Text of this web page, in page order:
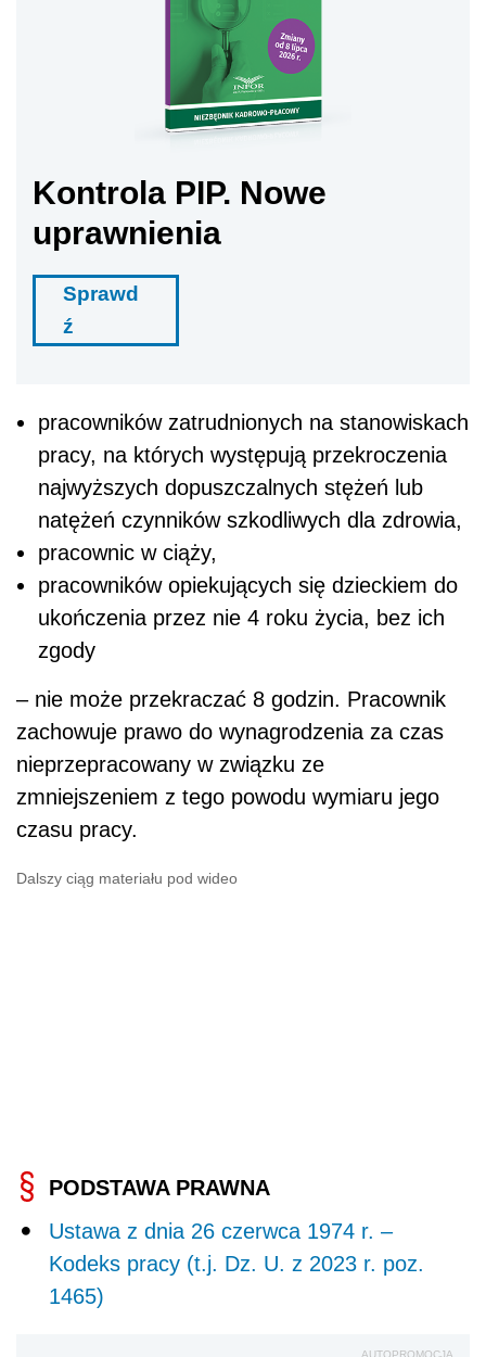
Kontrola PIP. Nowe
uprawnienia
Sprawd
ź
pracowników zatrudnionych na stanowiskach
pracy, na których występują przekroczenia
najwyższych dopuszczalnych stężeń lub
natężeń czynników szkodliwych dla zdrowia,
pracownic w ciąży,
pracowników opiekujących się dzieckiem do
ukończenia przez nie 4 roku życia, bez ich
zgody
– nie może przekraczać 8 godzin. Pracownik
zachowuje prawo do wynagrodzenia za czas
nieprzepracowany w związku ze
zmniejszeniem z tego powodu wymiaru jego
czasu pracy.
Dalszy ciąg materiału pod wideo
PODSTAWA PRAWNA
Ustawa z dnia 26 czerwca 1974 r. –
Kodeks pracy (t.j. Dz. U. z 2023 r. poz.
1465)
AUTOPROMOCJA